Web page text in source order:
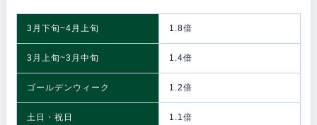
3月下旬~4月上旬 1.8倍
3月上旬~3月中旬 1.4倍
ゴールデンウィーク 1.2倍
土日・祝日 1.1倍